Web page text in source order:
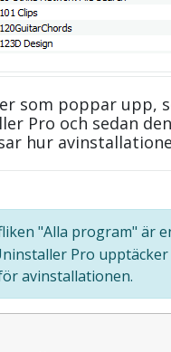
som poppar upp,
Pro och sedan
hur
"Alla program" är
Pro
avinstallationen.